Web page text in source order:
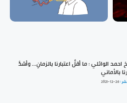
احمد الوائلي : ما أقلَّ اعتبارنا بالزمانِ... وأشدَّ
بالأماني
:
2021-12-26